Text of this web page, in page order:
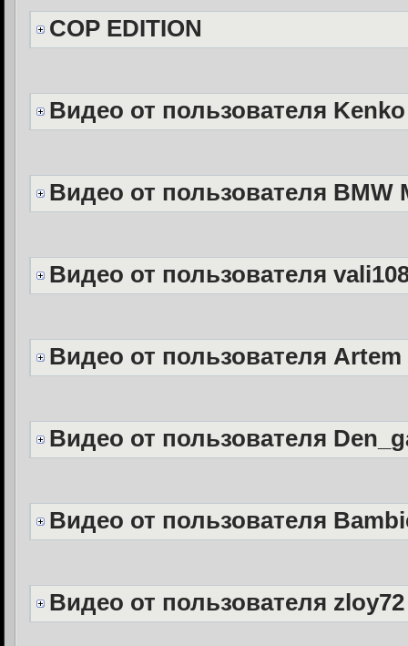
COP EDITION
Видео от пользователя Kenko
Видео от пользователя BMW
Видео от пользователя
Видео от пользователя
Видео от пользователя
Видео от пользователя
Видео от пользователя zloy72